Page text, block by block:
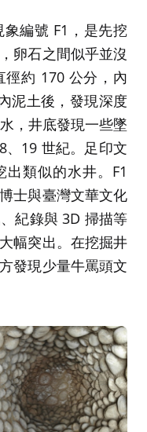
編號 F1，是先挖
卵石之間似乎並沒
約 170 公分，內
泥土後，發現深度
，井底發現一些墜
、19 世紀。足印文
類似的水井。F1
士與臺灣文華文化
紀錄與 3D 掃描等
幅突出。在挖掘井
發現少量牛罵頭文